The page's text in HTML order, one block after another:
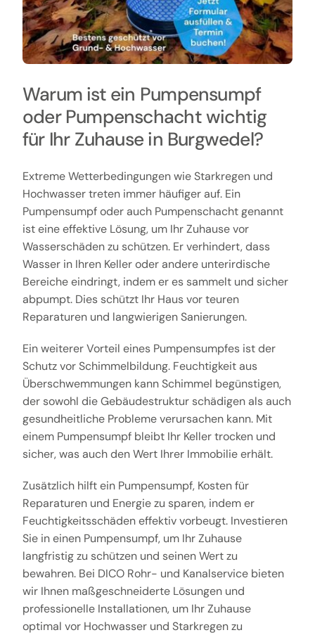
Warum ist ein Pumpensumpf
oder Pumpenschacht wichtig
für Ihr Zuhause in Burgwedel?
Extreme Wetterbedingungen wie Starkregen und
Hochwasser treten immer häufiger auf. Ein
Pumpensumpf oder auch Pumpenschacht genannt
ist eine effektive Lösung, um Ihr Zuhause vor
Wasserschäden zu schützen. Er verhindert, dass
Wasser in Ihren Keller oder andere unterirdische
Bereiche eindringt, indem er es sammelt und sicher
abpumpt. Dies schützt Ihr Haus vor teuren
Reparaturen und langwierigen Sanierungen.
Ein weiterer Vorteil eines Pumpensumpfes ist der
Schutz vor Schimmelbildung. Feuchtigkeit aus
Überschwemmungen kann Schimmel begünstigen,
der sowohl die Gebäudestruktur schädigen als auch
gesundheitliche Probleme verursachen kann. Mit
einem Pumpensumpf bleibt Ihr Keller trocken und
sicher, was auch den Wert Ihrer Immobilie erhält.
Zusätzlich hilft ein Pumpensumpf, Kosten für
Reparaturen und Energie zu sparen, indem er
Feuchtigkeitsschäden effektiv vorbeugt. Investieren
Sie in einen Pumpensumpf, um Ihr Zuhause
langfristig zu schützen und seinen Wert zu
bewahren. Bei DICO Rohr- und Kanalservice bieten
wir Ihnen maßgeschneiderte Lösungen und
professionelle Installationen, um Ihr Zuhause
optimal vor Hochwasser und Starkregen zu